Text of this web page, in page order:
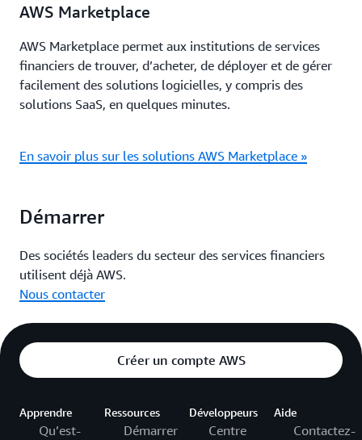
AWS Marketplace
AWS Marketplace permet aux institutions de services
financiers de trouver, d’acheter, de déployer et de gérer
facilement des solutions logicielles, y compris des
solutions SaaS, en quelques minutes.
En savoir plus sur les solutions AWS Marketplace »
Démarrer
Des sociétés leaders du secteur des services financiers
utilisent déjà AWS.
Nous contacter
Créer un compte AWS
Apprendre
Qu’est-
Ressources
Démarrer
Développeurs
Centre
Aide
Contactez-